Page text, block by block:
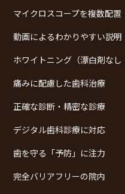
マイクロスコープを複数配置
動画によるわかりやすい説明
ホワイトニング（漂白剤なし
痛みに配慮した歯科治療
正確な診断・精密な診療
デジタル歯科診療に対応
歯を守る「予防」に注力
完全バリアフリーの院内